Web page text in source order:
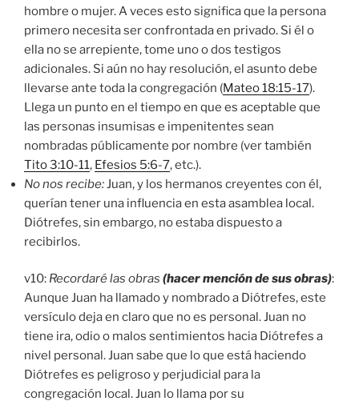
hombre o mujer. A veces esto significa que la persona
primero necesita ser confrontada en privado. Si él o
ella no se arrepiente, tome uno o dos testigos
adicionales. Si aún no hay resolución, el asunto debe
llevarse ante toda la congregación (Mateo 18:15-17).
Llega un punto en el tiempo en que es aceptable que
las personas insumisas e impenitentes sean
nombradas públicamente por nombre (ver también
Tito 3:10-11, Efesios 5:6-7, etc.).
No nos recibe:Juan, y los hermanos creyentes con él,
querían tener una influencia en esta asamblea local.
Diótrefes, sin embargo, no estaba dispuesto a
recibirlos.
v10: Recordaré las obras (hacer mención de sus obras):
Aunque Juan ha llamado y nombrado a Diótrefes, este
versículo deja en claro que no es personal. Juan no
tiene ira, odio o malos sentimientos hacia Diótrefes a
nivel personal. Juan sabe que lo que está haciendo
Diótrefes es peligroso y perjudicial para la
congregación local. Juan lo llama por su